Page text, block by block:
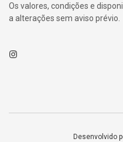
Os valores, condições e
a alterações sem aviso prévio.
Instagram
Desenvolvido